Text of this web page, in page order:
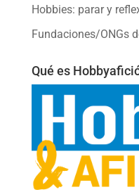
Hobbies: parar y
Fundaciones/ONGs
Qué es